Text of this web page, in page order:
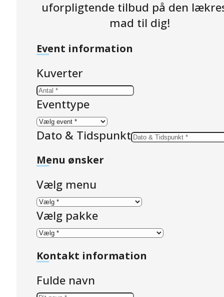
uforpligtende tilbud på den
mad til dig!
Event information
Kuverter
Eventtype
Dato & Tidspunkt
Menu ønsker
Vælg menu
Vælg pakke
Kontakt information
Fulde navn